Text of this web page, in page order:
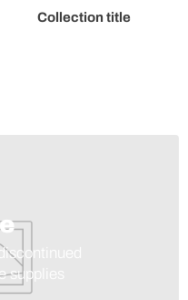
Collection title
supplies